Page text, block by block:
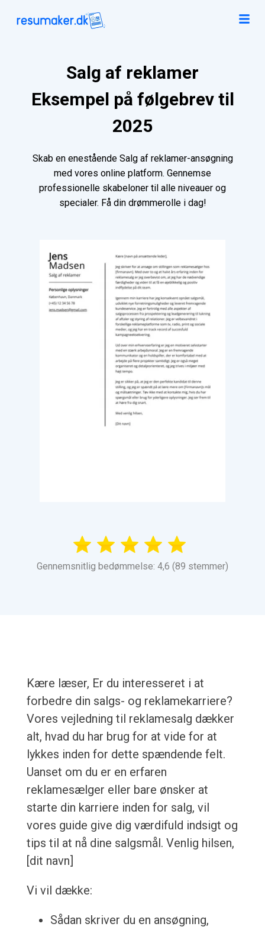
Salg af reklamer
Eksempel på følgebrev til
2025
Skab en enestående Salg af reklamer-ansøgning
med vores online platform. Gennemse
professionelle skabeloner til alle niveauer og
specialer. Få din drømmerolle i dag!
Gennemsnitlig bedømmelse: 4,6 (89 stemmer)
Kære læser, Er du interesseret i at
forbedre din salgs- og reklamekarriere?
Vores vejledning til reklamesalg dækker
alt, hvad du har brug for at vide for at
lykkes inden for dette spændende felt.
Uanset om du er en erfaren
reklamesælger eller bare ønsker at
starte din karriere inden for salg, vil
vores guide give dig værdifuld indsigt og
tips til at nå dine salgsmål. Venlig hilsen,
[dit navn]
Vi vil dække:
Sådan skriver du en ansøgning,